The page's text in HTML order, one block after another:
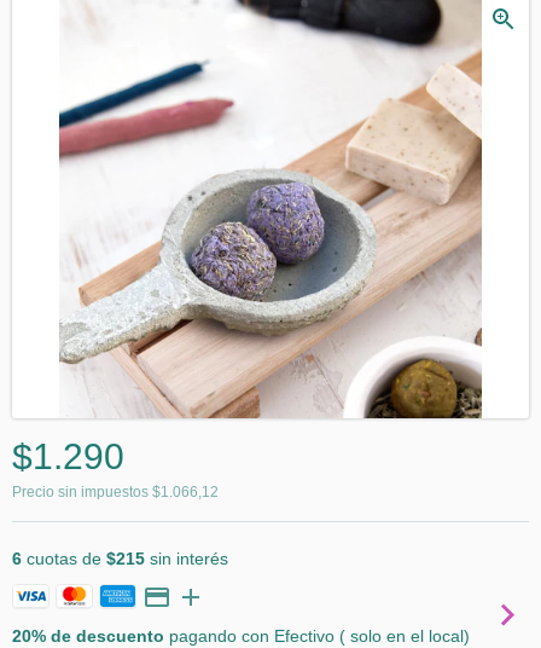
$1.290
Precio sin impuestos $1.066,12
6 cuotas de $215 sin interés
20% de descuento pagando con Efectivo ( solo en el local)